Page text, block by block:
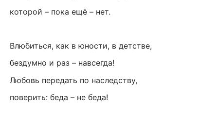
которой – пока ещё – нет.
Влюбиться, как в юности, в детстве,
бездумно и раз – навсегда!
Любовь передать по наследству,
поверить: беда – не беда!